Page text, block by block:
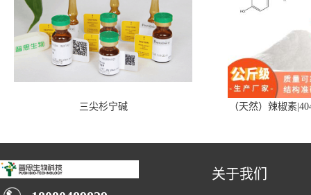
三尖杉宁碱 （天然）辣椒素
关于我们